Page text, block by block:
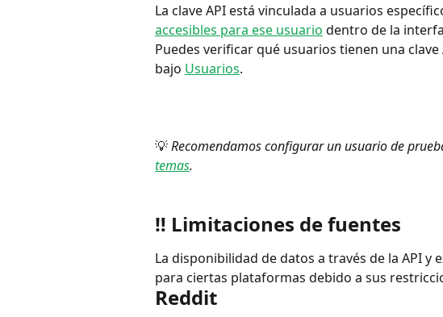
La clave API está vinculada a usuarios
accesibles para ese usuario dentro de la
Puedes verificar qué usuarios tienen una
bajo Usuarios.
💡 Recomendamos configurar un usuario de
temas.
‼️ Limitaciones de fuentes
La disponibilidad de datos a través de la API
para ciertas plataformas debido a sus
Reddit